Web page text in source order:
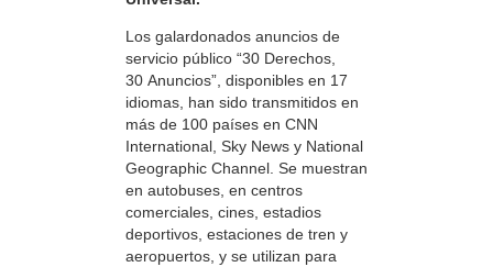
Los galardonados anuncios de
servicio público “30 Derechos,
30 Anuncios”, disponibles en 17
idiomas, han sido transmitidos en
más de 100 países en CNN
International, Sky News y National
Geographic Channel. Se muestran
en autobuses, en centros
comerciales, cines, estadios
deportivos, estaciones de tren y
aeropuertos, y se utilizan para